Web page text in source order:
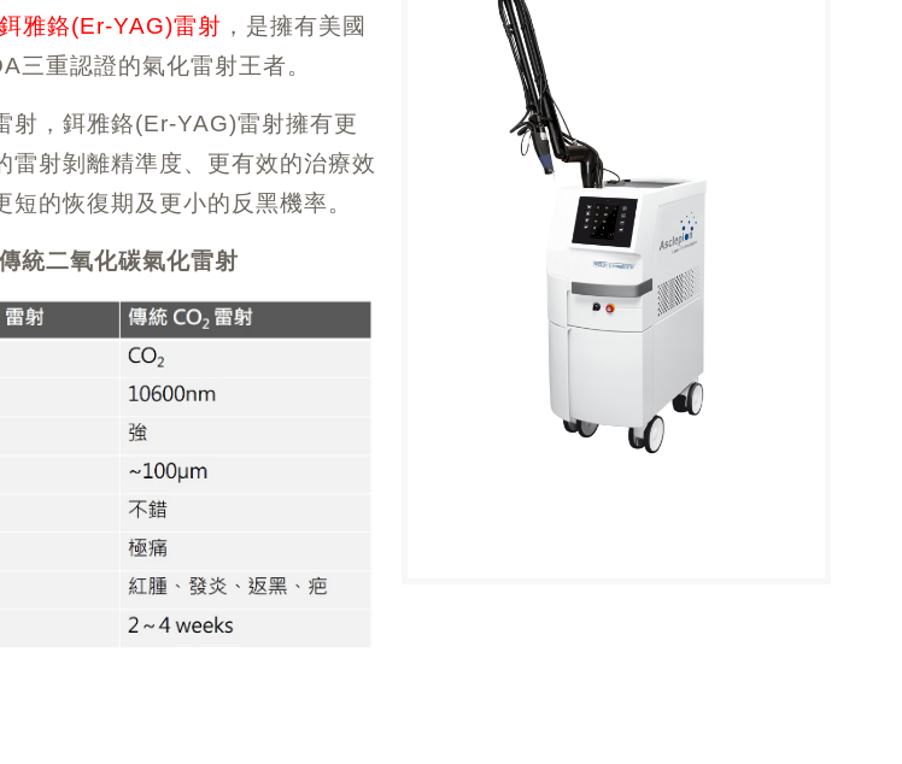
鉺雅鉻(Er-YAG)雷射 ，是擁有美國
三重認證的氣化雷射王者。
射，鉺雅鉻(Er-YAG)雷射擁有更
雷射剝離精準度、更有效的治療效
的恢復期及更小的反黑機率。
統二氧化碳氣化雷射